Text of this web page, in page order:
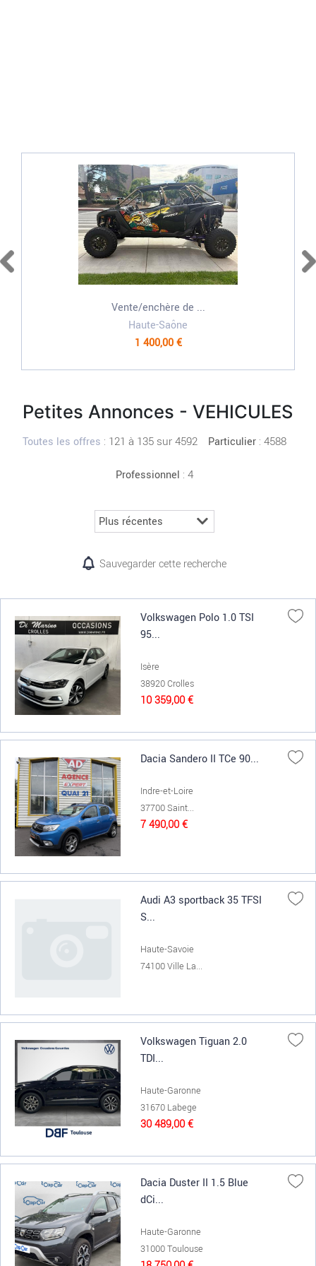
Vente/enchère de ...
Haute-Saône
1 400,00 €
Petites Annonces - VEHICULES
Toutes les offres : 121 à 135 sur 4592 Particulier: 4588
Professionnel : 4
Sauvegarder cette recherche
Volkswagen Polo 1.0 TSI
95...
Isère
38920 Crolles
10 359,00 €
Dacia Sandero II TCe 90...
Indre-et-Loire
37700 Saint...
7 490,00 €
Audi A3 sportback 35 TFSI
S...
Haute-Savoie
74100 Ville La...
Volkswagen Tiguan 2.0
TDI...
Haute-Garonne
31670 Labege
30 489,00 €
Dacia Duster II 1.5 Blue
dCi...
Haute-Garonne
31000 Toulouse